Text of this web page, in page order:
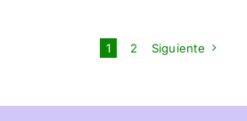
1 2 Siguiente